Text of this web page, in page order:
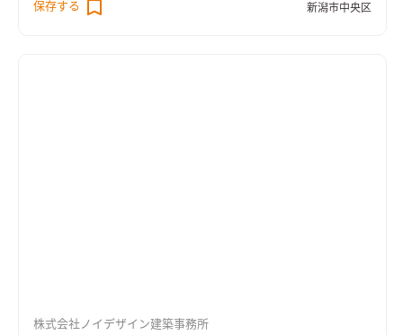
保存する 新潟市中央区
株式会社ノイデザイン建築事務所